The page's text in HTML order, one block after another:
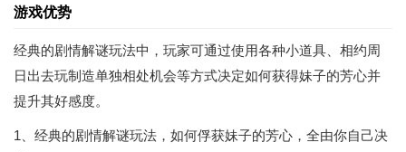
游戏优势
经典的剧情解谜玩法中，玩家可通过使用各种小道具、相约周
日出去玩制造单独相处机会等方式决定如何获得妹子的芳心并
提升其好感度。
1、经典的剧情解谜玩法，如何俘获妹子的芳心，全由你自己决